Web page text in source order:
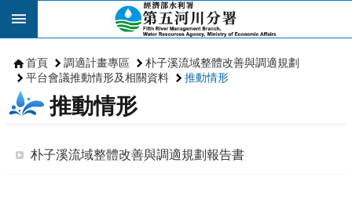
跳到主要內容區塊
首頁 調適計畫專區
朴子溪流域整體改善與調適規劃
平台會議推動情形及相關資料
推動情形
推動情形
朴子溪流域整體改善與調適規劃報告書